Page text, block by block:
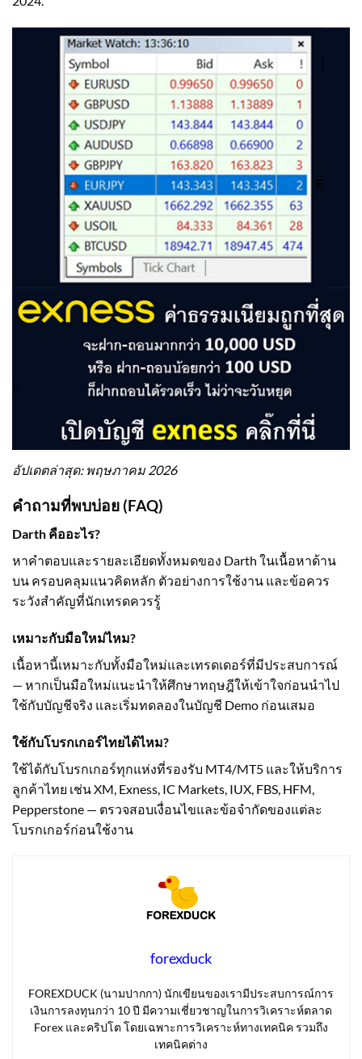
อัปเดตล่าสุด: พฤษภาคม 2026
คำถามที่พบบ่อย (FAQ)
Darth คืออะไร?
หาคำตอบและรายละเอียดทั้งหมดของ Darth ในเนื้อหาด้าน
บน ครอบคลุมแนวคิดหลัก ตัวอย่างการใช้งาน และข้อควร
ระวังสำคัญที่นักเทรดควรรู้
เหมาะกับมือใหม่ไหม?
เนื้อหานี้เหมาะกับทั้งมือใหม่และเทรดเดอร์ที่มีประสบการณ์
— หากเป็นมือใหม่แนะนำให้ศึกษาทฤษฎีให้เข้าใจก่อนนำไป
ใช้กับบัญชีจริง และเริ่มทดลองในบัญชี Demo ก่อนเสมอ
ใช้กับโบรกเกอร์ไทยได้ไหม?
ใช้ได้กับโบรกเกอร์ทุกแห่งที่รองรับ MT4/MT5 และให้บริการ
ลูกค้าไทย เช่น XM, Exness, IC Markets, IUX, FBS, HFM,
Pepperstone — ตรวจสอบเงื่อนไขและข้อจำกัดของแต่ละ
โบรกเกอร์ก่อนใช้งาน
forexduck
FOREXDUCK (นามปากกา) นักเขียนของเรามีประสบการณ์การ
เงินการลงทุนกว่า 10 ปี มีความเชี่ยวชาญในการวิเคราะห์ตลาด
Forex และคริปโต โดยเฉพาะการวิเคราะห์ทางเทคนิค รวมถึง
เทคนิคต่าง